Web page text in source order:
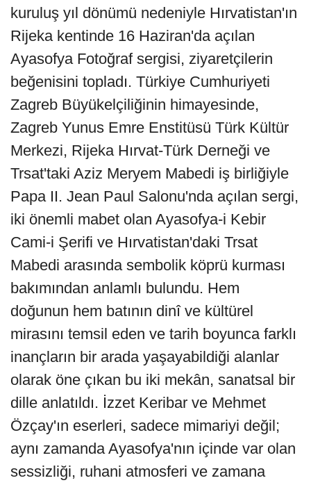
kuruluş yıl dönümü nedeniyle Hırvatistan'ın
Rijeka kentinde 16 Haziran'da açılan
Ayasofya Fotoğraf sergisi, ziyaretçilerin
beğenisini topladı. Türkiye Cumhuriyeti
Zagreb Büyükelçiliğinin himayesinde,
Zagreb Yunus Emre Enstitüsü Türk Kültür
Merkezi, Rijeka Hırvat-Türk Derneği ve
Trsat'taki Aziz Meryem Mabedi iş birliğiyle
Papa II. Jean Paul Salonu'nda açılan sergi,
iki önemli mabet olan Ayasofya-i Kebir
Cami-i Şerifi ve Hırvatistan'daki Trsat
Mabedi arasında sembolik köprü kurması
bakımından anlamlı bulundu. Hem
doğunun hem batının dinî ve kültürel
mirasını temsil eden ve tarih boyunca farklı
inançların bir arada yaşayabildiği alanlar
olarak öne çıkan bu iki mekân, sanatsal bir
dille anlatıldı. İzzet Keribar ve Mehmet
Özçay'ın eserleri, sadece mimariyi değil;
aynı zamanda Ayasofya'nın içinde var olan
sessizliği, ruhani atmosferi ve zamana